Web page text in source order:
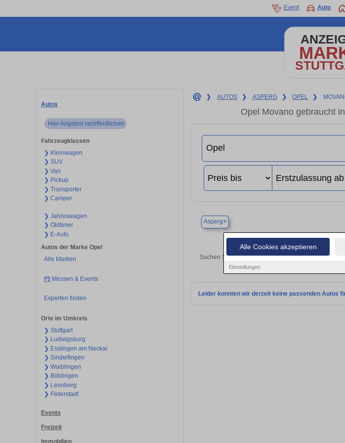
Alle Cookies akzeptieren
Einstellungen
Event Auto
Autos
Hier Angebot veröffentlichen
Fahrzeugklassen
❯ Kleinwagen
❯ SUV
❯ Van
❯ Pickup
❯ Transporter
❯ Camper
❯ Jahreswagen
❯ Oldtimer
❯ E-Auto
Autos der Marke Opel
Alle Marken
Messen & Events
Experten finden
Orte im Umkreis
❯ Stuttgart
❯ Ludwigsburg
❯ Esslingen am Neckar
❯ Sindelfingen
❯ Waiblingen
❯ Böblingen
❯ Leonberg
❯ Filderstadt
Events
Freizeit
Immobilien
❯ AUTOS ❯ ASPERG ❯ OPEL ❯
Opel Movano gebraucht
Asperg×
Suchen Sie in Asperg einen Opel Movano
Leider konnten wir derzeit keine passenden Autos